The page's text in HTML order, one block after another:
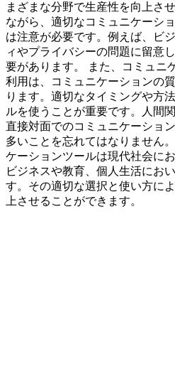
まざまな分野で生産性を向上さ
ながら、適切なコミュニケーシ
は注意が必要です。例えば、ビ
ィやプライバシーの問題に留意
要があります。 また、コミュニ
利用は、コミュニケーションの
ります。適切なタイミングや方
ルを使うことが重要です。人間
直接対面でのコミュニケーショ
多いことを忘れてはなりません
ケーションツールは現代社会に
ビジネスや教育、個人生活にお
す。その適切な選択と使い方に
上させることができます。